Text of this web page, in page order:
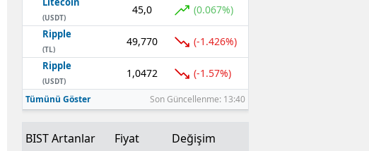
(USDT)
45,0 (0.067%)
Ripple
(TL)
49,770 (-1.426%)
Ripple
(USDT)
1,0472 (-1.57%)
Tümünü Göster Son Güncellenme: 13:40
BIST Artanlar Fiyat Değişim